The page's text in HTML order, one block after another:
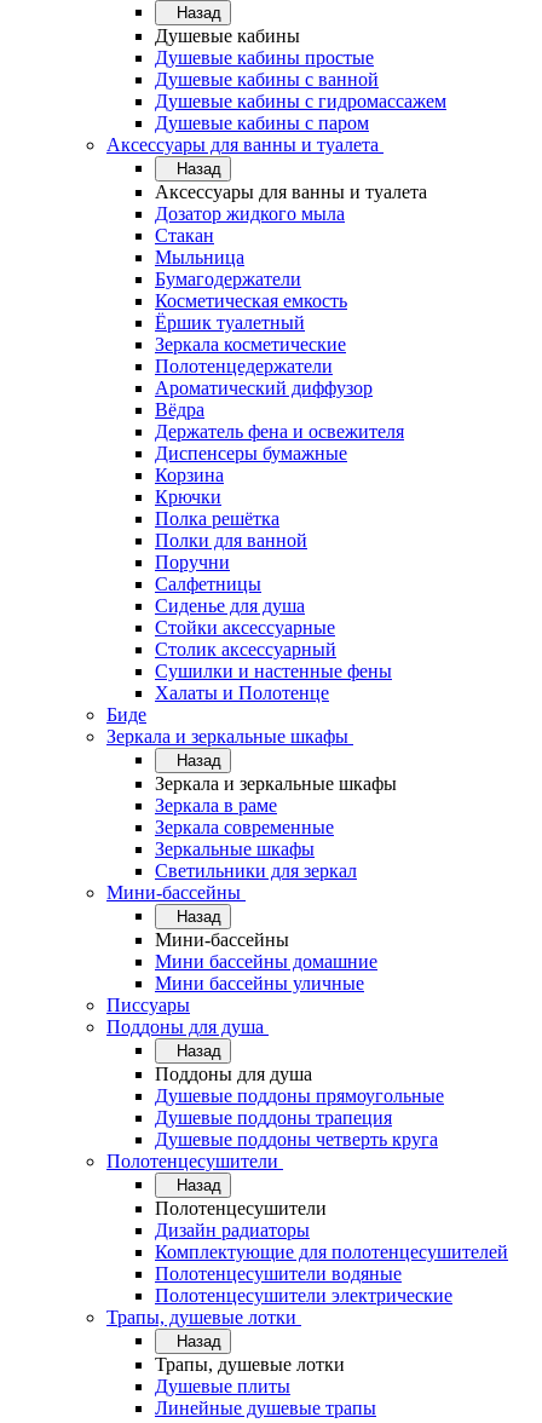
Назад
Душевые кабины
Душевые кабины простые
Душевые кабины с ванной
Душевые кабины с гидромассажем
Душевые кабины с паром
Аксессуары для ванны и туалета
Назад
Аксессуары для ванны и туалета
Дозатор жидкого мыла
Стакан
Мыльница
Бумагодержатели
Косметическая емкость
Ёршик туалетный
Зеркала косметические
Полотенцедержатели
Ароматический диффузор
Вёдра
Держатель фена и освежителя
Диспенсеры бумажные
Корзина
Крючки
Полка решётка
Полки для ванной
Поручни
Салфетницы
Сиденье для душа
Стойки аксессуарные
Столик аксессуарный
Сушилки и настенные фены
Халаты и Полотенце
Биде
Зеркала и зеркальные шкафы
Назад
Зеркала и зеркальные шкафы
Зеркала в раме
Зеркала современные
Зеркальные шкафы
Светильники для зеркал
Мини-бассейны
Назад
Мини-бассейны
Мини бассейны домашние
Мини бассейны уличные
Писсуары
Поддоны для душа
Назад
Поддоны для душа
Душевые поддоны прямоугольные
Душевые поддоны трапеция
Душевые поддоны четверть круга
Полотенцесушители
Назад
Полотенцесушители
Дизайн радиаторы
Комплектующие для полотенцесушителей
Полотенцесушители водяные
Полотенцесушители электрические
Трапы, душевые лотки
Назад
Трапы, душевые лотки
Душевые плиты
Линейные душевые трапы